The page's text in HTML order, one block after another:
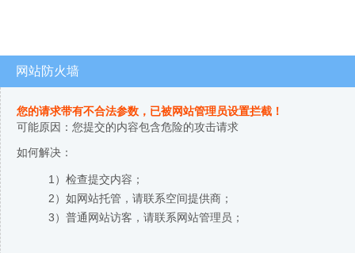
网站防火墙
您的请求带有不合法参数，已被网站管理员设置拦截！
可能原因：您提交的内容包含危险的攻击请求
如何解决：
1）检查提交内容；
2）如网站托管，请联系空间提供商；
3）普通网站访客，请联系网站管理员；